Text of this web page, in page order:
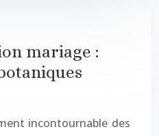
mariage :
incontournable des